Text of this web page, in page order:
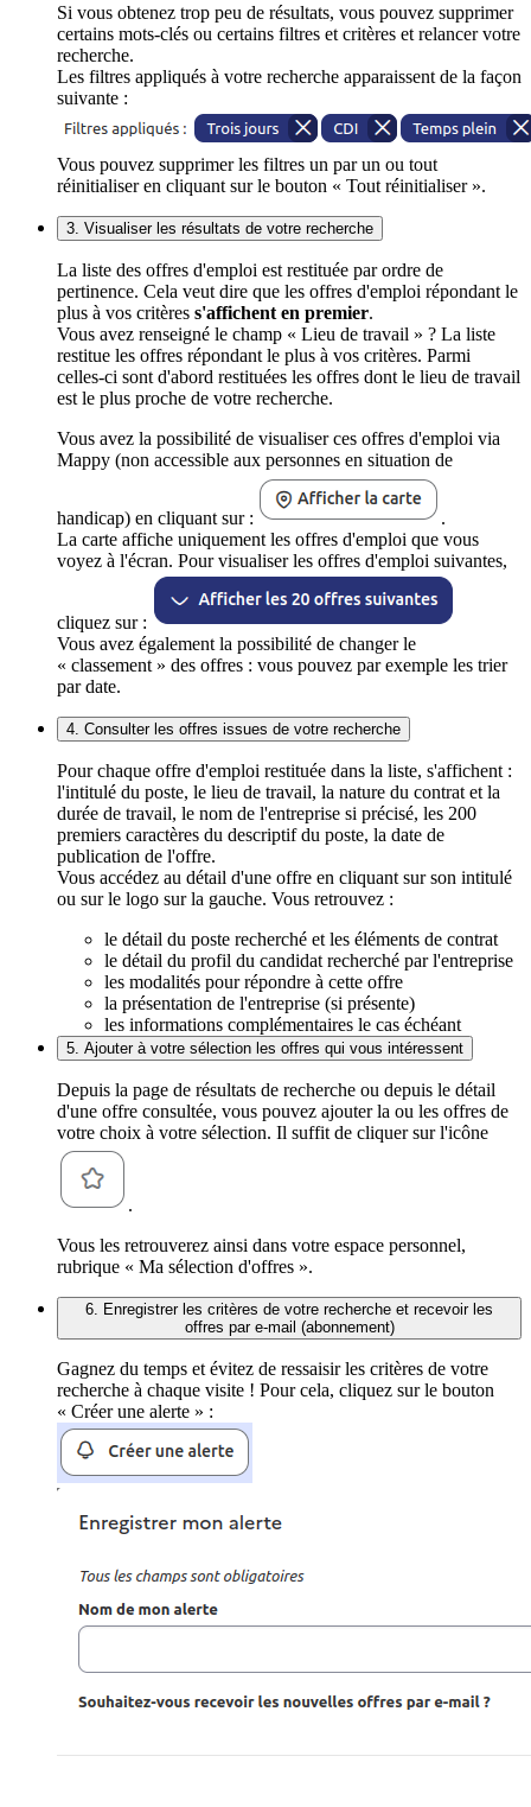
Si vous obtenez trop peu de résultats, vous pouvez supprimer
certains mots-clés ou certains filtres et critères et relancer votre
recherche.
Les filtres appliqués à votre recherche apparaissent de la façon
suivante :
Vous pouvez supprimer les filtres un par un ou tout
réinitialiser en cliquant sur le bouton « Tout réinitialiser ».
3. Visualiser les résultats de votre recherche
La liste des offres d'emploi est restituée par ordre de
pertinence. Cela veut dire que les offres d'emploi répondant le
plus à vos critères s'affichent en premier.
Vous avez renseigné le champ « Lieu de travail » ? La liste
restitue les offres répondant le plus à vos critères. Parmi
celles-ci sont d'abord restituées les offres dont le lieu de travail
est le plus proche de votre recherche.
Vous avez la possibilité de visualiser ces offres d'emploi via
Mappy (non accessible aux personnes en situation de
handicap) en cliquant sur :
.
La carte affiche uniquement les offres d'emploi que vous
voyez à l'écran. Pour visualiser les offres d'emploi suivantes,
cliquez sur :
Vous avez également la possibilité de changer le
« classement » des offres : vous pouvez par exemple les trier
par date.
4. Consulter les offres issues de votre recherche
Pour chaque offre d'emploi restituée dans la liste, s'affichent :
l'intitulé du poste, le lieu de travail, la nature du contrat et la
durée de travail, le nom de l'entreprise si précisé, les 200
premiers caractères du descriptif du poste, la date de
publication de l'offre.
Vous accédez au détail d'une offre en cliquant sur son intitulé
ou sur le logo sur la gauche. Vous retrouvez :
le détail du poste recherché et les éléments de contrat
le détail du profil du candidat recherché par l'entreprise
les modalités pour répondre à cette offre
la présentation de l'entreprise (si présente)
les informations complémentaires le cas échéant
5. Ajouter à votre sélection les offres qui vous intéressent
Depuis la page de résultats de recherche ou depuis le détail
d'une offre consultée, vous pouvez ajouter la ou les offres de
votre choix à votre sélection. Il suffit de cliquer sur l'icône
.
Vous les retrouverez ainsi dans votre espace personnel,
rubrique « Ma sélection d'offres ».
6. Enregistrer les critères de votre recherche et recevoir les
offres par e-mail (abonnement)
Gagnez du temps et évitez de ressaisir les critères de votre
recherche à chaque visite ! Pour cela, cliquez sur le bouton
« Créer une alerte » :